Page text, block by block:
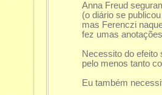
Anna Freud
(o diário se
mas Ferenczi
fez umas
Necessito do efeito
pelo menos tanto
Eu também